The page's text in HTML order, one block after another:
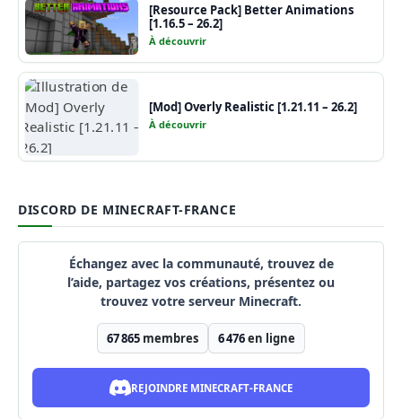
[Resource Pack] Better Animations
[1.16.5 – 26.2]
À découvrir
[Mod] Overly Realistic [1.21.11 – 26.2]
À découvrir
DISCORD DE MINECRAFT-FRANCE
Échangez avec la communauté, trouvez de
l’aide, partagez vos créations, présentez ou
trouvez votre serveur Minecraft.
67 865 membres 6 476en ligne
REJOINDRE MINECRAFT-FRANCE